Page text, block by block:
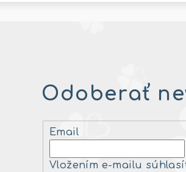
Odoberať
Email
Vložením e-mailu